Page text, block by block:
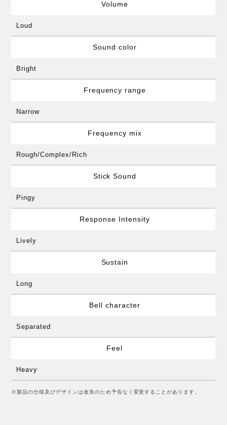
Volume
Loud
Sound color
Bright
Frequency range
Narrow
Frequency mix
Rough/Complex/Rich
Stick Sound
Pingy
Response Intensity
Lively
Sustain
Long
Bell character
Separated
Feel
Heavy
※製品の仕様及びデザインは改良のため予告なく変更することがあります。